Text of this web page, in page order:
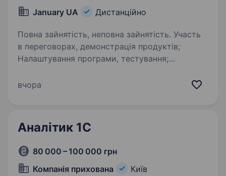
January UA
Дистанційно
Повна зайнятість, неповна зайнятість. Участь
в переговорах, демонстрація продуктів;
Налаштування програми, тестування;
роботи: Пн-Пт, 9−18, перерва плаваюча
вчора
Аналітик 1C
80 000 – 100 000 грн
Компанія прихована
Київ